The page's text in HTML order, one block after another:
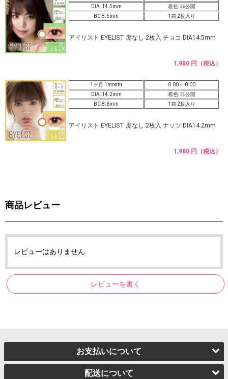
DIA: 14.5mm
着色: 非公開
BC 8.6mm
1箱 2枚入り
アイリスト EYELIST 度なし 2枚入 チョコ DIA14.5mm
1,980 円（税込）
1ヶ月 1month
0.00～ 0.00
DIA: 14.2mm
着色: 非公開
BC 8.6mm
1箱 2枚入り
アイリスト EYELIST 度なし 2枚入 ナッツ DIA14.2mm
1,980 円（税込）
商品レビュー
レビューはありません
レビューを書く
お支払いについて
配送について